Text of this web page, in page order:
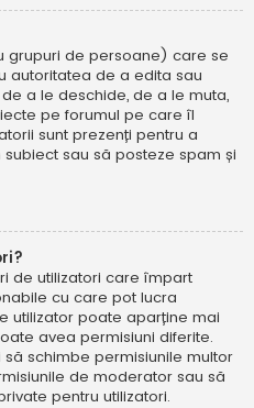
grupuri de persoane) care se
autoritatea de a edita sau
a le deschide, de a le muta,
pe forumul pe care îl
sunt prezenți pentru a
sau să posteze spam și
de utilizatori care împart
cu care pot lucra
utilizator poate aparține mai
avea permisiuni diferite.
schimbe permisiunile multor
de moderator sau să
pentru utilizatori.